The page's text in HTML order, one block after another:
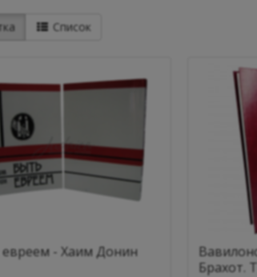
Список
- Хаим Донин
Брахот.